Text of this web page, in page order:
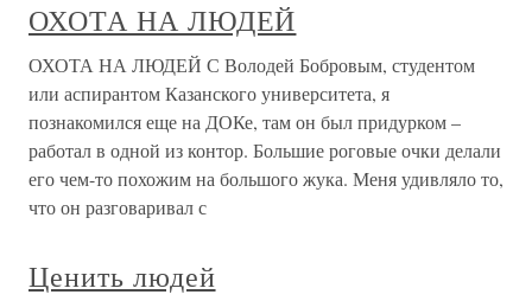
ОХОТА НА ЛЮДЕЙ
ОХОТА НА ЛЮДЕЙ С Володей Бобровым, студентом
или аспирантом Казанского университета, я
познакомился еще на ДОКе, там он был придурком –
работал в одной из контор. Большие роговые очки делали
его чем-то похожим на большого жука. Меня удивляло то,
что он разговаривал с
Ценить людей